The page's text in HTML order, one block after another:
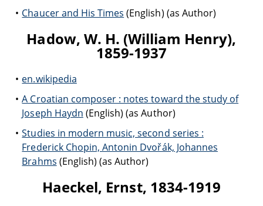
Chaucer and His Times (English) (as Author)
Hadow, W. H. (William Henry),
1859-1937
en.wikipedia
A Croatian composer : notes toward the study of
Joseph Haydn (English) (as Author)
Studies in modern music, second series :
Frederick Chopin, Antonin Dvořák, Johannes
Brahms (English) (as Author)
Haeckel, Ernst, 1834-1919